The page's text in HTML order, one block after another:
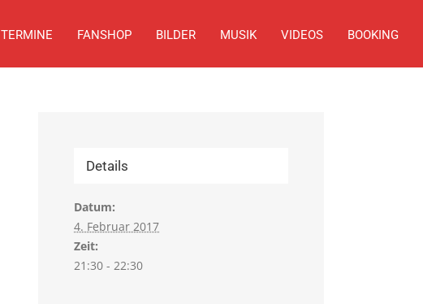
TERMINE FANSHOP BILDER MUSIK VIDEOS BOOKING
Details
Datum:
4. Februar 2017
Zeit:
21:30 - 22:30